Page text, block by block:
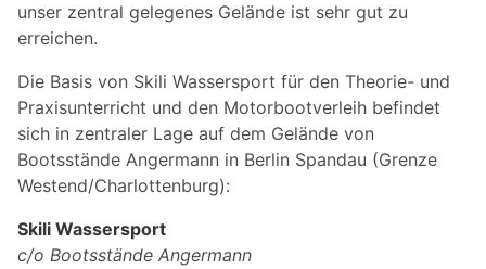
unser zentral gelegenes Gelände ist sehr gut zu
erreichen.
Die Basis von Skili Wassersport für den Theorie- und
Praxisunterricht und den Motorbootverleih befindet
sich in zentraler Lage auf dem Gelände von
Bootsstände Angermann in Berlin Spandau (Grenze
Westend/Charlottenburg):
Skili Wassersport
c/o Bootsstände Angermann